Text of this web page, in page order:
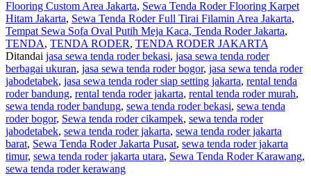
Flooring Custom Area Jakarta, Sewa Tenda Roder Flooring Karpet
Hitam Jakarta, Sewa Tenda Roder Full Tirai Filamin Area Jakarta,
Tempat Sewa Sofa Oval Putih Meja Kaca, Tenda Roder Jakarta,
TENDA, TENDA RODER, TENDA RODER JAKARTA
Ditandai jasa sewa tenda roder bekasi, jasa sewa tenda roder
berbagai ukuran, jasa sewa tenda roder bogor, jasa sewa tenda roder
jabodetabek, jasa sewa tenda roder siap setting jakarta, rental tenda
roder bandung, rental tenda roder jakarta, rental tenda roder murah,
sewa tenda roder bandung, sewa tenda roder bekasi, sewa tenda
roder bogor, Sewa tenda roder cikampek, sewa tenda roder
jabodetabek, sewa tenda roder jakarta, sewa tenda roder jakarta
barat, Sewa Tenda Roder Jakarta Pusat, sewa tenda roder jakarta
timur, sewa tenda roder jakarta utara, Sewa Tenda Roder Karawang,
sewa tenda roder kerawang